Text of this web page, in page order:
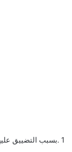
1 .بسبب التضييق عليهم ولاسيما التجار منهم